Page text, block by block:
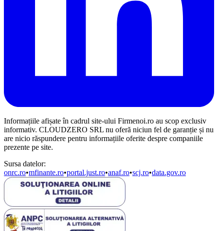
Informațiile afișate în cadrul site-ului Firmenoi.ro au scop exclusiv
informativ. CLOUDZERO SRL nu oferă niciun fel de garanție și nu
are nicio răspundere pentru informațiile oferite despre companiile
prezente pe site.
Sursa datelor:
onrc.ro•mfinante.ro•portal.just.ro•anaf.ro•scj.ro•data.gov.ro